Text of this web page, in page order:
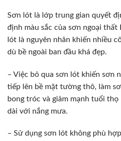
Sơn lót là lớp trung gian quyết
định màu sắc của sơn ngoại thất
lót là nguyên nhân khiến nhiều
dù bề ngoài ban đầu khá đẹp.
– Việc bỏ qua sơn lót khiến sơn
tiếp lên bề mặt tường thô, làm
bong tróc và giảm mạnh tuổi
dài với nắng mưa.
– Sử dụng sơn lót không phù